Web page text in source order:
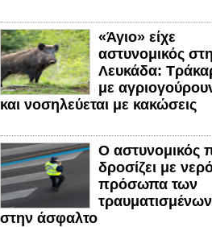
«Άγιο» είχε
αστυνομικός στη
Λευκάδα:
με
και νοσηλεύεται με κακώσεις
Ο αστυνομικός
δροσίζει με
πρόσωπα των
τραυματισμένων
στην άσφαλτο